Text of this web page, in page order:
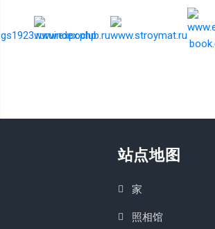
站点地图
家
照相馆